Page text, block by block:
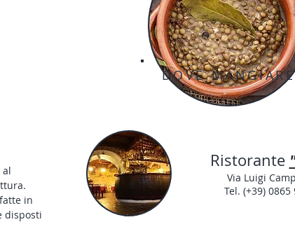
al
in
disposti
DOVE MANGIARE
Ristorante
Via Luigi
Tel. (+39) 0865